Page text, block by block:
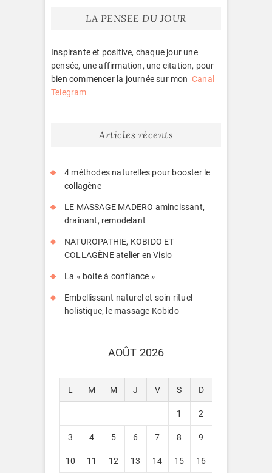
LA PENSEE DU JOUR
Inspirante et positive, chaque jour une
pensée, une affirmation, une citation, pour
bien commencer la journée sur mon Canal
Telegram
Articles récents
4 méthodes naturelles pour booster le
collagène
LE MASSAGE MADERO amincissant,
drainant, remodelant
NATUROPATHIE, KOBIDO ET
COLLAGÈNE atelier en Visio
La « boite à confiance »
Embellissant naturel et soin rituel
holistique, le massage Kobido
AOÛT 2026
L M M J V S D
1 2
3 4 5 6 7 8 9
10 11 12 13 14 15 16